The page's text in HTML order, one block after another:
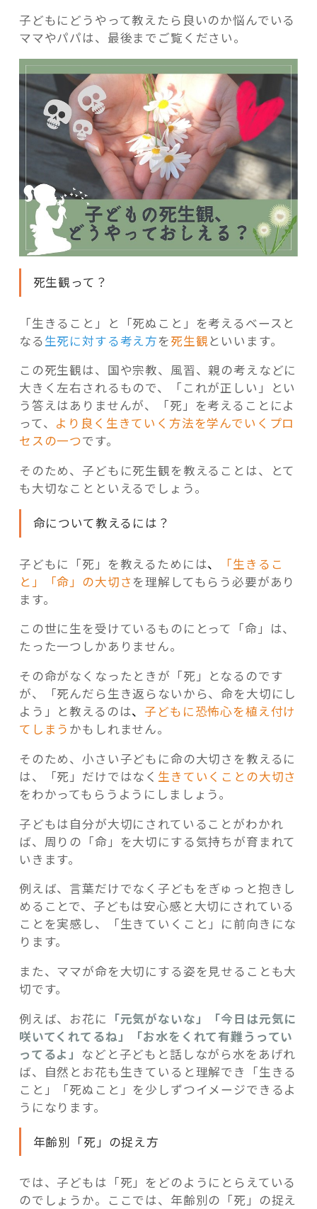
子どもにどうやって教えたら良いのか悩んでいる
ママやパパは、最後までご覧ください。
死生観って？
「生きること」と「死ぬこと」を考えるベースと
なる生死に対する考え方を死生観といいます。
この死生観は、国や宗教、風習、親の考えなどに
大きく左右されるもので、「これが正しい」とい
う答えはありませんが、「死」を考えることによ
って、 より良く生きていく方法を学んでいくプロ
セスの一つです。
そのため、子どもに死生観を教えることは、とて
も大切なことといえるでしょう。
命について教えるには？
子どもに「死」を教えるためには、
「生きるこ
と」「命」の大切さ を理解してもらう必要があり
ます。
この世に生を受けているものにとって「命」は、
たった一つしかありません。
その命がなくなったときが「死」となるのです
が、「死んだら生き返らないから、命を大切にし
よう」と教えるのは、子どもに恐怖心を植え付け
てしまう かもしれません。
そのため、小さい子どもに命の大切さを教えるに
は、「死」だけではなく 生きていくことの大切さ
をわかってもらうようにしましょう。
子どもは自分が大切にされていることがわかれ
ば、周りの「命」を大切にする気持ちが育まれて
いきます。
例えば、言葉だけでなく子どもをぎゅっと抱きし
めることで、子どもは安心感と大切にされている
ことを実感し、「生きていくこと」に前向きにな
ります。
また、ママが命を大切にする姿を見せることも大
切です。
例えば、お花に 「元気がないな」「今日は元気に
咲いてくれてるね」「お水をくれて有難うってい
ってるよ」 などと子どもと話しながら水をあげれ
ば、自然とお花も生きていると理解でき「生きる
こと」「死ぬこと」を少しずつイメージできるよ
うになります。
年齢別「死」の捉え方
では、子どもは「死」をどのようにとらえている
のでしょうか。ここでは、年齢別の「死」の捉え